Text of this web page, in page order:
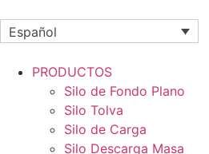
Español
PRODUCTOS
Silo de Fondo Plano
Silo Tolva
Silo de Carga
Silo Descarga Masa